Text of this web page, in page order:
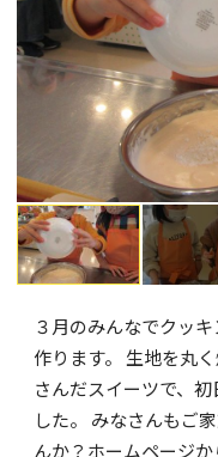
３月のみんなでクッ
作ります。 生地を丸
さんだスイーツで、
した。 みなさんもご
んか？ホームページ